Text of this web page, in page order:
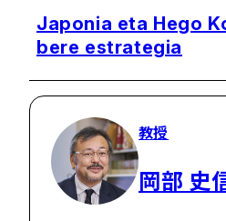
Japonia eta Hego
bere estrategia
教授
岡部 史